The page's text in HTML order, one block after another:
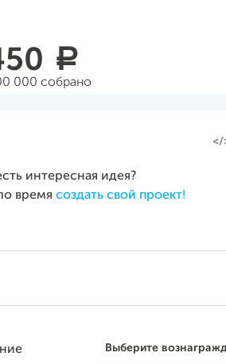
a
000 собрано
интересная идея?
время создать свой проект!
Выберите